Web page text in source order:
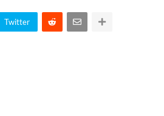
Twitter